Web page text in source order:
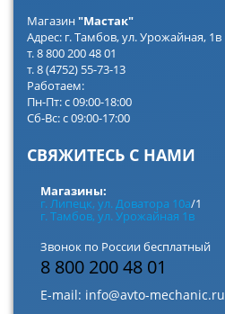
Магазин"Мастак"
Адрес: г. Тамбов, ул. Урожайная, 1в
т. 8 800 200 48 01
т. 8 (4752) 55-73-13
Работаем:
Пн-Пт: с 09:00-18:00
Сб-Вс: с 09:00-17:00
СВЯЖИТЕСЬ С НАМИ
Магазины:
г. Липецк, ул. Доватора 10а/1
г. Тамбов, ул. Урожайная 1в
Звонок по России бесплатный
8 800 200 48 01
E-mail: info@avto-mechanic.ru